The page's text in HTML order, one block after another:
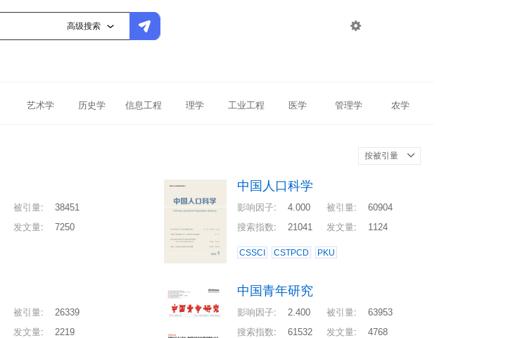
高级搜索 
艺术学 历史学 信息工程 理学 工业工程 医学 管理学 农学
按被引量
被引量:
38451
发文量: 7250
中国人口科学
影响因子: 4.000 被引量:
60904
搜索指数: 21041 发文量: 1124
CSSCI CSTPCD PKU
被引量:
26339
发文量: 2219
中国青年研究
影响因子: 2.400 被引量:
63953
搜索指数: 61532 发文量: 4768